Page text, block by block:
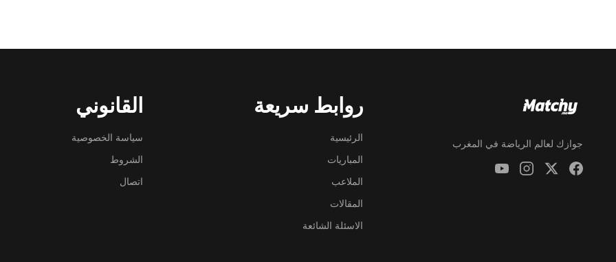
جوازك لعالم الرياضة في المغرب
روابط سريعة
الرئيسية
المباريات
الملاعب
المقالات
الاسئلة الشائعة
القانوني
سياسة الخصوصية
الشروط
اتصال